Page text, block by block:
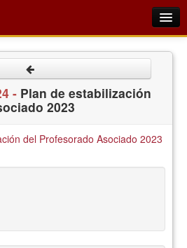
- Plan de estabilización
2023
del Profesorado Asociado 2023